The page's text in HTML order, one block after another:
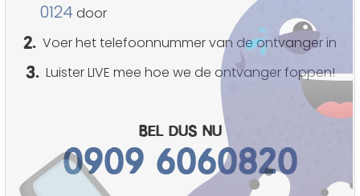
0124 door
2. Voer het telefoonnummer van de ontvanger in
3. Luister LIVE mee hoe we de ontvanger foppen!
Bel dus nu
0909 6060820